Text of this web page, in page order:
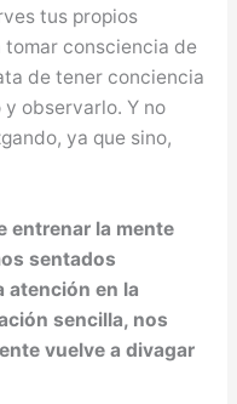
tus propios
tomar consciencia de
de tener conciencia
observarlo. Y no
ya que sino,
entrenar la mente
sentados
atención en la
sencilla, nos
vuelve a divagar